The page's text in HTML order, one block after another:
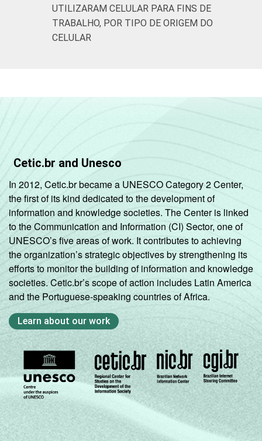
UTILIZARAM CELULAR PARA FINS DE
TRABALHO, POR TIPO DE ORIGEM DO
CELULAR
Cetic.br and Unesco
In 2012, Cetic.br became a UNESCO Category 2 Center,
the first of its kind dedicated to the development of
information and knowledge societies. The Center is linked
to the Communication and Information (CI) Sector, one of
UNESCO’s five areas of work. It contributes to achieving
the organization’s strategic objectives by strengthening its
efforts to monitor the building of information and knowledge
societies. Cetic.br’s scope of action includes Latin America
and the Portuguese-speaking countries of Africa.
Learn about our work